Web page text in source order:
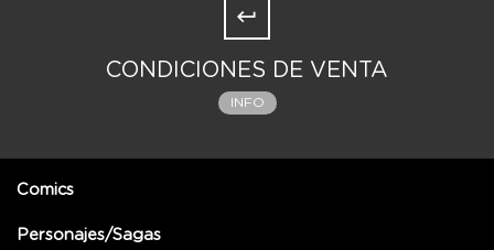
CONDICIONES DE VENTA
INFO
Comics
Personajes/Sagas